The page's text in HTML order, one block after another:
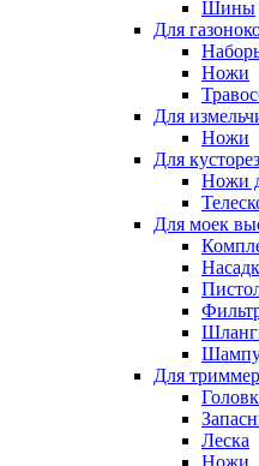
Шины
Для
Ножи
Для
Ножи
Для
Ножи
Для моек
Для
Леска
Ножи